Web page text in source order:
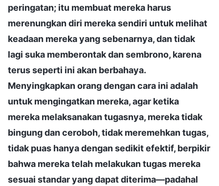
peringatan; itu membuat mereka harus
merenungkan diri mereka sendiri untuk melihat
keadaan mereka yang sebenarnya, dan tidak
lagi suka memberontak dan sembrono, karena
terus seperti ini akan berbahaya.
Menyingkapkan orang dengan cara ini adalah
untuk mengingatkan mereka, agar ketika
mereka melaksanakan tugasnya, mereka tidak
bingung dan ceroboh, tidak meremehkan tugas,
tidak puas hanya dengan sedikit efektif, berpikir
bahwa mereka telah melakukan tugas mereka
sesuai standar yang dapat diterima—padahal